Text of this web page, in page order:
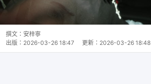
撰文： 安梓寧
出版： 2026-03-26 18:47 更新： 2026-03-26 18:48